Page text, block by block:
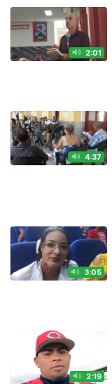
2:01
4:37
3:05
2:19